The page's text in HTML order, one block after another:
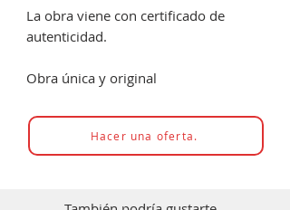
La obra viene con certificado de
autenticidad.
Obra única y original
Hacer una oferta.